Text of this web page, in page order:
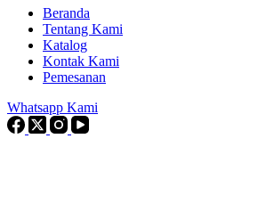
Beranda
Tentang Kami
Katalog
Kontak Kami
Pemesanan
Whatsapp Kami